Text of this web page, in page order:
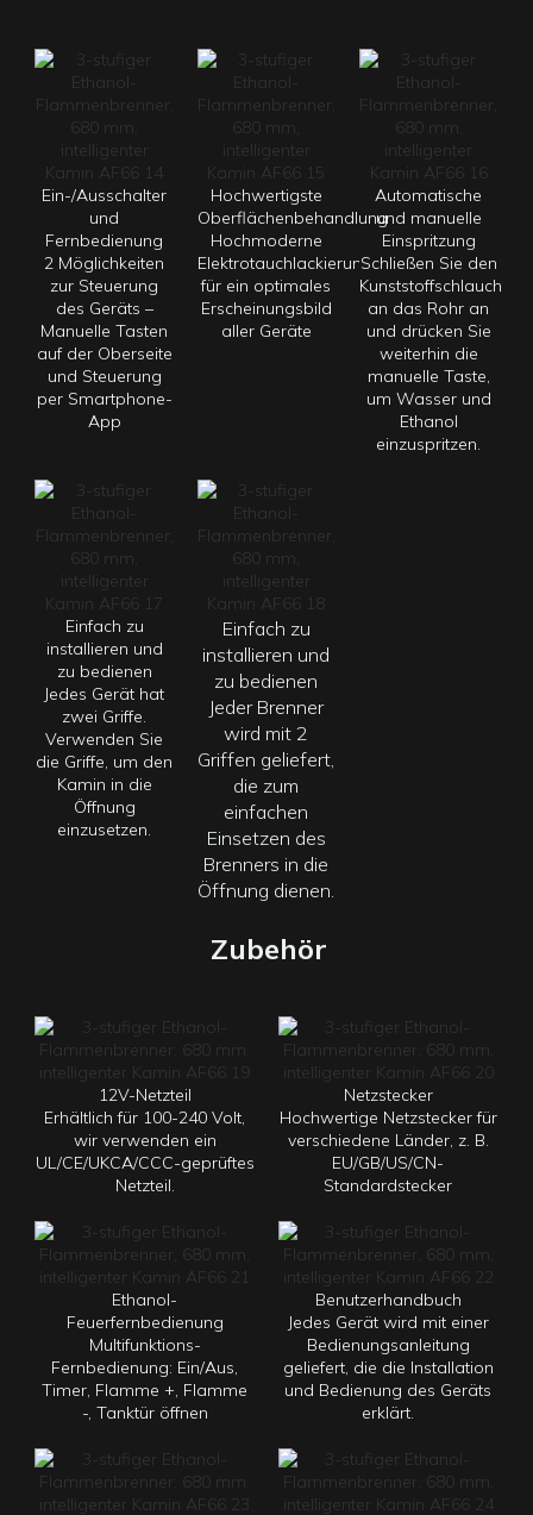
Ein-/Ausschalter
und
Fernbedienung
2 Möglichkeiten
zur Steuerung
des Geräts –
Manuelle Tasten
auf der Oberseite
und Steuerung
per Smartphone-
App
Hochwertigste
Oberflächenbehandlung
Hochmoderne
Elektrotauchlackierungstechnologie
für ein optimales
Erscheinungsbild
aller Geräte
Automatische
und manuelle
Einspritzung
Schließen Sie den
Kunststoffschlauch
an das Rohr an
und drücken Sie
weiterhin die
manuelle Taste,
um Wasser und
Ethanol
einzuspritzen.
Einfach zu
installieren und
zu bedienen
Jedes Gerät hat
zwei Griffe.
Verwenden Sie
die Griffe, um den
Kamin in die
Öffnung
einzusetzen.
Einfach zu
installieren und
zu bedienen
Jeder Brenner
wird mit 2
Griffen geliefert,
die zum
einfachen
Einsetzen des
Brenners in die
Öffnung dienen.
Zubehör
12V-Netzteil
Erhältlich für 100-240 Volt,
wir verwenden ein
UL/CE/UKCA/CCC-geprüftes
Netzteil.
Netzstecker
Hochwertige Netzstecker für
verschiedene Länder, z. B.
EU/GB/US/CN-
Standardstecker
Ethanol-
Feuerfernbedienung
Multifunktions-
Fernbedienung: Ein/Aus,
Timer, Flamme +, Flamme
-, Tanktür öffnen
Benutzerhandbuch
Jedes Gerät wird mit einer
Bedienungsanleitung
geliefert, die die Installation
und Bedienung des Geräts
erklärt.